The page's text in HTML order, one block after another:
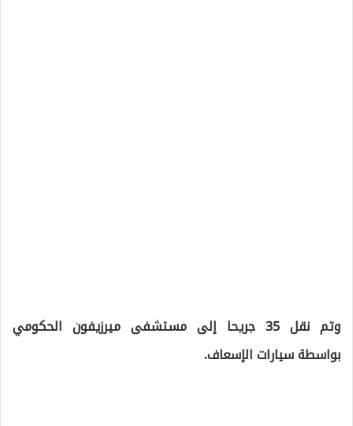
وتم نقل 35 جريحا إلى مستشفى ميرزيفون الحكومي
بواسطة سيارات الإسعاف.